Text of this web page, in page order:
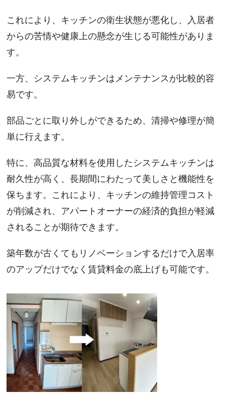
これにより、キッチンの衛生状態が悪化し、入居者
からの苦情や健康上の懸念が生じる可能性がありま
す。
一方、システムキッチンはメンテナンスが比較的容
易です。
部品ごとに取り外しができるため、清掃や修理が簡
単に行えます。
特に、高品質な材料を使用したシステムキッチンは
耐久性が高く、長期間にわたって美しさと機能性を
保ちます。これにより、キッチンの維持管理コスト
が削減され、アパートオーナーの経済的負担が軽減
されることが期待できます。
築年数が古くてもリノベーションするだけで入居率
のアップだけでなく賃貸料金の底上げも可能です。